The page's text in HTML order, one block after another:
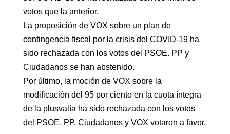
votos que la anterior.
La proposición de VOX sobre un plan de
contingencia fiscal por la crisis del COVID-19 ha
sido rechazada con los votos del PSOE. PP y
Ciudadanos se han abstenido.
Por último, la moción de VOX sobre la
modificación del 95 por ciento en la cuota íntegra
de la plusvalía ha sido rechazada con los votos
del PSOE. PP, Ciudadanos y VOX votaron a favor.